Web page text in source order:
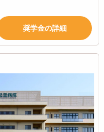
奨学金の詳細